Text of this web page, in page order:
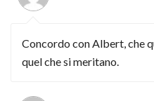
Concordo con Albert, che
quel che si meritano.